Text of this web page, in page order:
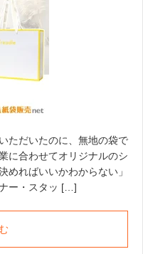
ただいたのに、無地の袋で
に合わせてオリジナルのシ
めればいいかわからない」
ー・スタッ […]